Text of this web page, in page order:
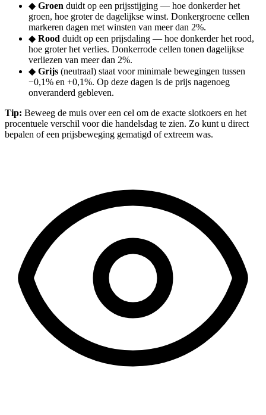
◆ Groen duidt op een prijsstijging — hoe donkerder het
groen, hoe groter de dagelijkse winst. Donkergroene cellen
markeren dagen met winsten van meer dan 2%.
◆ Rood duidt op een prijsdaling — hoe donkerder het rood,
hoe groter het verlies. Donkerrode cellen tonen dagelijkse
verliezen van meer dan 2%.
◆ Grijs (neutraal) staat voor minimale bewegingen tussen
−0,1% en +0,1%. Op deze dagen is de prijs nagenoeg
onveranderd gebleven.
Tip: Beweeg de muis over een cel om de exacte slotkoers en het
procentuele verschil voor die handelsdag te zien. Zo kunt u direct
bepalen of een prijsbeweging gematigd of extreem was.